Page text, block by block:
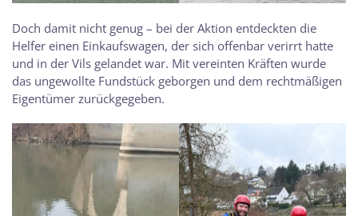
Doch damit nicht genug – bei der Aktion entdeckten die
Helfer einen Einkaufswagen, der sich offenbar verirrt hatte
und in der Vils gelandet war. Mit vereinten Kräften wurde
das ungewollte Fundstück geborgen und dem rechtmäßigen
Eigentümer zurückgegeben.